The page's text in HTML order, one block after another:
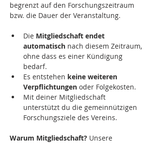
begrenzt auf den Forschungszeitraum
bzw. die Dauer der Veranstaltung.
Die Mitgliedschaft endet
automatisch nach diesem Zeitraum,
ohne dass es einer Kündigung
bedarf.
Es entstehen keine weiteren
Verpflichtungen oder Folgekosten.
Mit deiner Mitgliedschaft
unterstützt du die gemeinnützigen
Forschungsziele des Vereins.
Warum Mitgliedschaft? Unsere